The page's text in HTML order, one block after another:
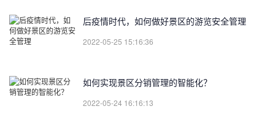
后疫情时代，如何做好景区的游览安全管理
2022-05-25 15:16:36
如何实现景区分销管理的智能化？
2022-05-24 16:16:13